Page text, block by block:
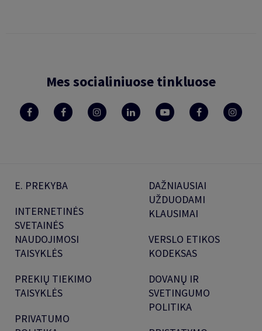
Mes socialiniuose tinkluose
E. PREKYBA
INTERNETINĖS
SVETAINĖS
NAUDOJIMOSI
TAISYKLĖS
PREKIŲ TIEKIMO
TAISYKLĖS
PRIVATUMO
DAŽNIAUSIAI
UŽDUODAMI
KLAUSIMAI
VERSLO ETIKOS
KODEKSAS
DOVANŲ IR
SVETINGUMO
POLITIKA